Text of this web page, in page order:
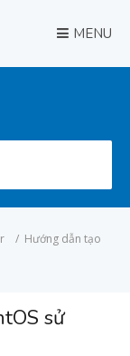
MENU
/ Hướng dẫn tạo
sử